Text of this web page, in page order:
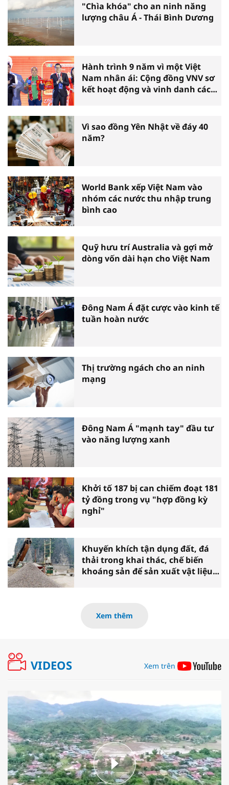
"Chìa khóa" cho an ninh năng
lượng châu Á - Thái Bình Dương
Hành trình 9 năm vì một Việt
Nam nhân ái: Cộng đồng VNV sơ
kết hoạt động và vinh danh các
Vì sao đồng Yên Nhật về đáy 40
năm?
World Bank xếp Việt Nam vào
nhóm các nước thu nhập trung
bình cao
Quỹ hưu trí Australia và gợi mở
dòng vốn dài hạn cho Việt Nam
Đông Nam Á đặt cược vào kinh tế
tuần hoàn nước
Thị trường ngách cho an ninh
mạng
Đông Nam Á "mạnh tay" đầu tư
vào năng lượng xanh
Khởi tố 187 bị can chiếm đoạt 181
tỷ đồng trong vụ "hợp đồng kỳ
nghỉ"
Khuyến khích tận dụng đất, đá
thải trong khai thác, chế biến
khoáng sản để sản xuất vật liệu
Xem thêm
VIDEOS Xem trên